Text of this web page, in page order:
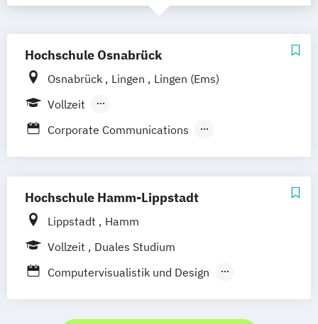
Hochschule Osnabrück
Osnabrück Lingen
Lingen (Ems)
Vollzeit
Berufsbegleitendes Präsenzstudium
Corporate Communications
Kommunikationsmanagement
Media & Interaction Design
Musikerziehung (verschiedene
Studienrichtungen)
Hochschule Hamm-Lippstadt
Lippstadt
Hamm
Vollzeit
Duales Studium
Computervisualistik und Design